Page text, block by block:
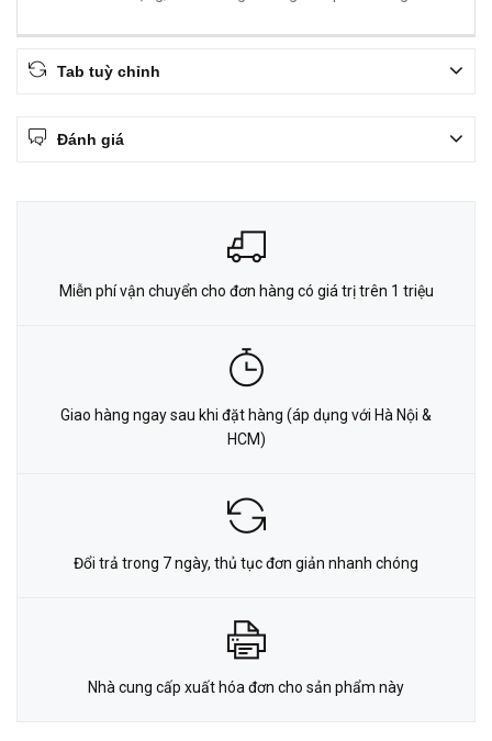
Tab tuỳ chỉnh
Đánh giá
Miễn phí vận chuyển cho đơn hàng có giá trị trên 1 triệu
Giao hàng ngay sau khi đặt hàng (áp dụng với Hà Nội &
HCM)
Đổi trả trong 7 ngày, thủ tục đơn giản nhanh chóng
Nhà cung cấp xuất hóa đơn cho sản phẩm này